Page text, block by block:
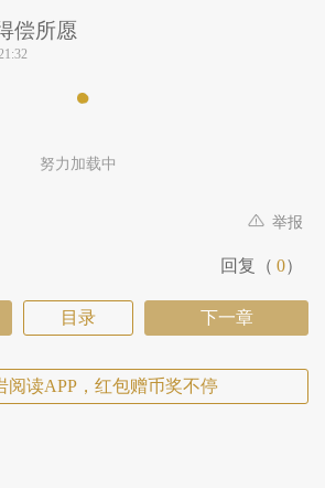
偿所愿
努力加载中
举报
回复（ 0）
目录 下一章
阅读APP，红包赠币奖不停